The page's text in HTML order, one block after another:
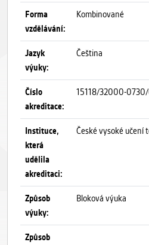
Forma
vzdělávání:
Kombinované
Jazyk
výuky:
Čeština
Číslo
akreditace:
15118/32000-
Instituce,
která
udělila
akreditaci:
České vysoké učení
Způsob
výuky:
Bloková výuka
Způsob